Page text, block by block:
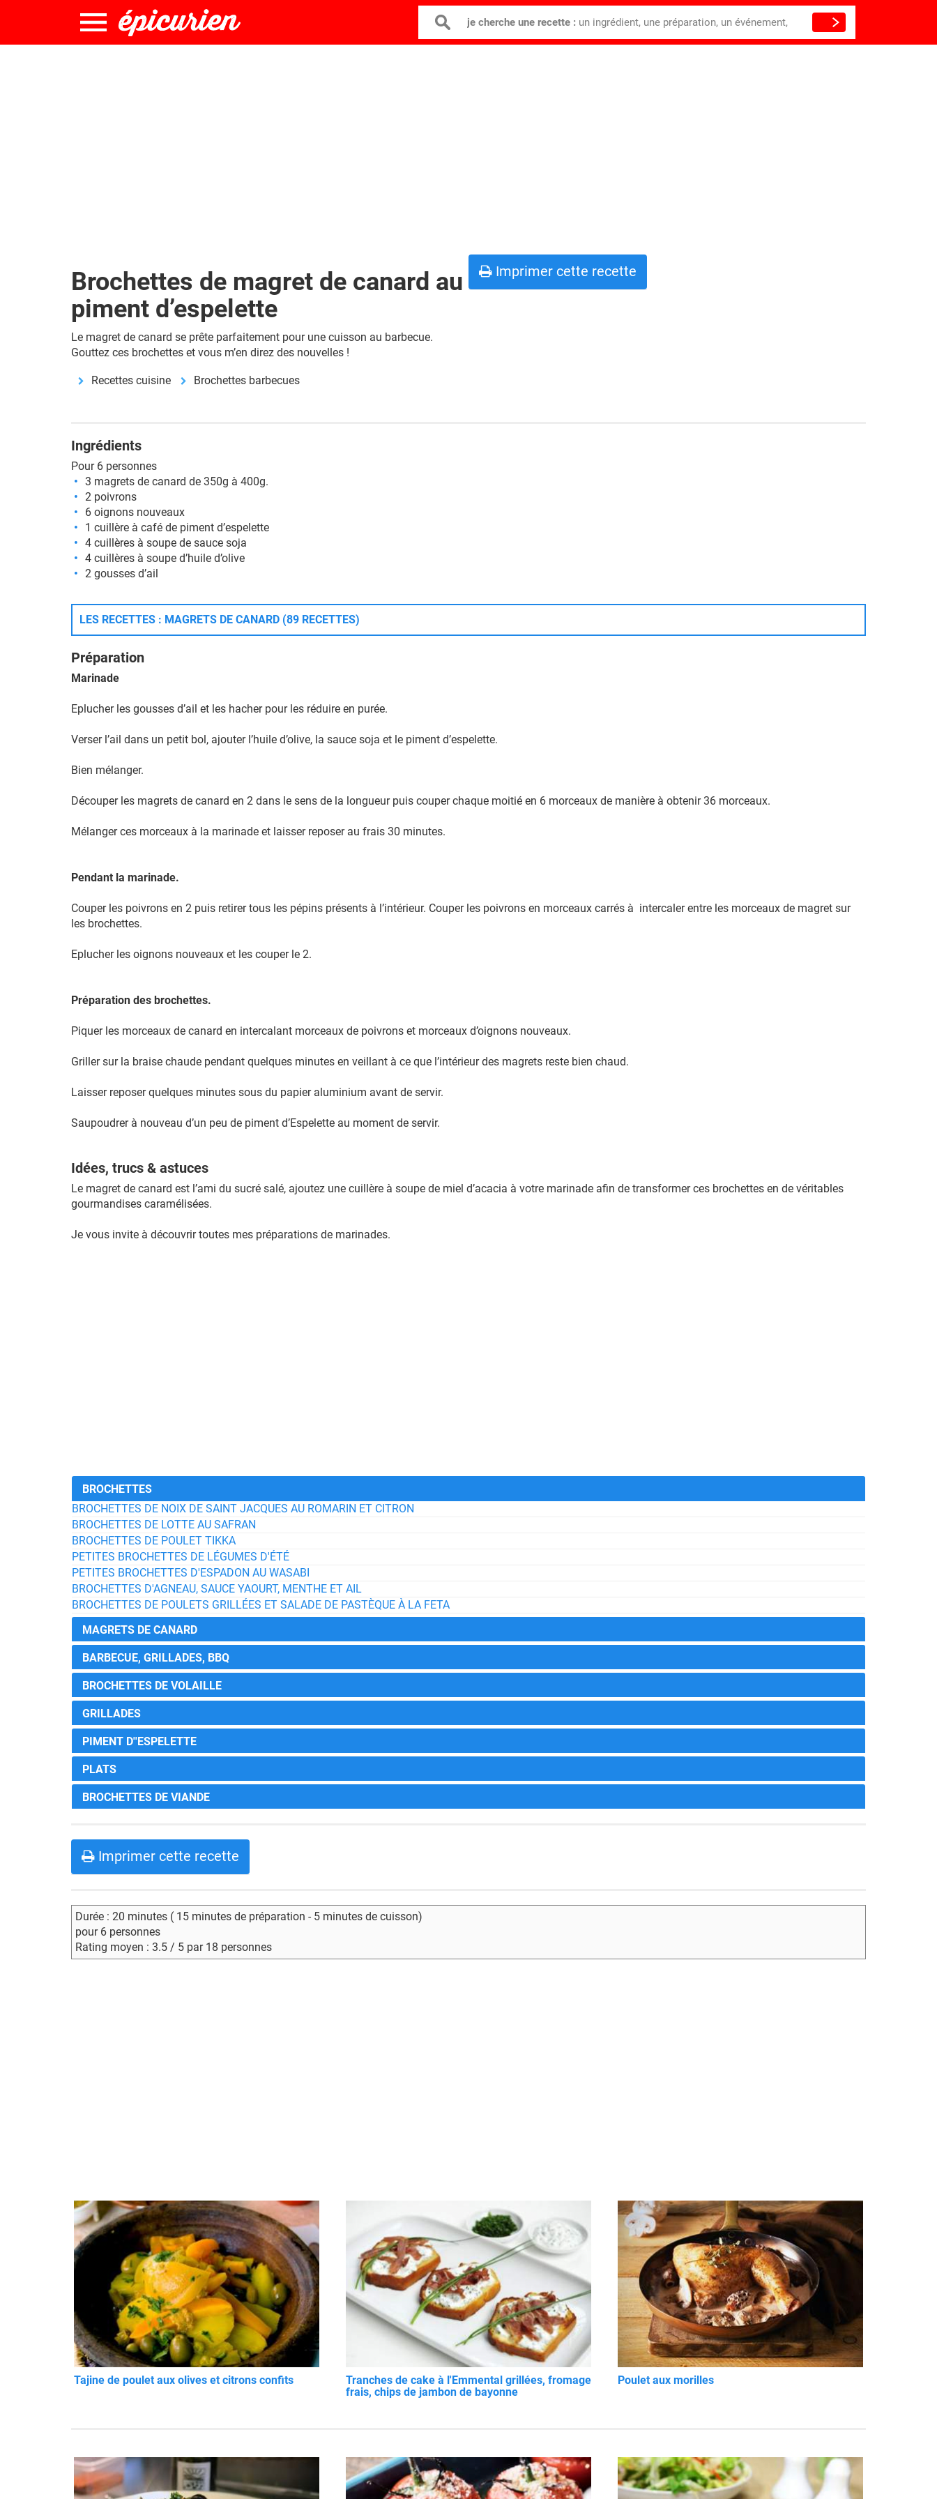
je cherche une recette : un ingrédient, une préparation, un événement,
Brochettes de magret de canard au
piment d’espelette
Le magret de canard se prête parfaitement pour une cuisson au barbecue.
Gouttez ces brochettes et vous m’en direz des nouvelles !
Recettes cuisine Brochettes barbecues
Imprimer cette recette
Ingrédients
Pour 6 personnes
3 magrets de canard de 350g à 400g.
2 poivrons
6 oignons nouveaux
1 cuillère à café de piment d’espelette
4 cuillères à soupe de sauce soja
4 cuillères à soupe d’huile d’olive
2 gousses d’ail
LES RECETTES : MAGRETS DE CANARD (89 RECETTES)
Préparation
Marinade
Eplucher les gousses d’ail et les hacher pour les réduire en purée.
Verser l’ail dans un petit bol, ajouter l’huile d’olive, la sauce soja et le piment d’espelette.
Bien mélanger.
Découper les magrets de canard en 2 dans le sens de la longueur puis couper chaque moitié en 6 morceaux de manière à obtenir 36 morceaux.
Mélanger ces morceaux à la marinade et laisser reposer au frais 30 minutes.
Pendant la marinade.
Couper les poivrons en 2 puis retirer tous les pépins présents à l’intérieur. Couper les poivrons en morceaux carrés à intercaler entre les morceaux de magret sur
les brochettes.
Eplucher les oignons nouveaux et les couper le 2.
Préparation des brochettes.
Piquer les morceaux de canard en intercalant morceaux de poivrons et morceaux d’oignons nouveaux.
Griller sur la braise chaude pendant quelques minutes en veillant à ce que l’intérieur des magrets reste bien chaud.
Laisser reposer quelques minutes sous du papier aluminium avant de servir.
Saupoudrer à nouveau d’un peu de piment d’Espelette au moment de servir.
Idées, trucs & astuces
Le magret de canard est l’ami du sucré salé, ajoutez une cuillère à soupe de miel d’acacia à votre marinade afin de transformer ces brochettes en de véritables
gourmandises caramélisées.
Je vous invite à découvrir toutes mes préparations de marinades.
BROCHETTES
BROCHETTES DE NOIX DE SAINT JACQUES AU ROMARIN ET CITRON
BROCHETTES DE LOTTE AU SAFRAN
BROCHETTES DE POULET TIKKA
PETITES BROCHETTES DE LÉGUMES D'ÉTÉ
PETITES BROCHETTES D'ESPADON AU WASABI
BROCHETTES D'AGNEAU, SAUCE YAOURT, MENTHE ET AIL
BROCHETTES DE POULETS GRILLÉES ET SALADE DE PASTÈQUE À LA FETA
MAGRETS DE CANARD
BARBECUE, GRILLADES, BBQ
BROCHETTES DE VOLAILLE
GRILLADES
PIMENT D''ESPELETTE
PLATS
BROCHETTES DE VIANDE
Imprimer cette recette
Durée : 20 minutes ( 15 minutes de préparation - 5 minutes de cuisson)
pour 6 personnes
Rating moyen : 3.5 / 5 par 18 personnes
Tajine de poulet aux olives et citrons confits
Tranches de cake à l'Emmental grillées, fromage
frais, chips de jambon de bayonne
Poulet aux morilles